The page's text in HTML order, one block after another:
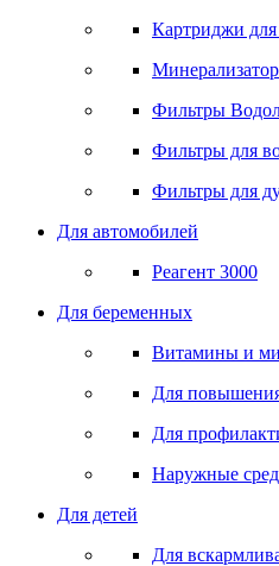
Картриджи
Фильтры
Фильтры для
Фильтры для
Для автомобилей
Реагент 3000
Для беременных
Витамины и
Для
Для
Наружные
Для детей
Для